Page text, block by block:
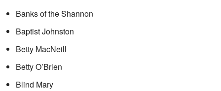
Banks of the Shannon
Baptist Johnston
Betty MacNeill
Betty O’Brien
Blind Mary